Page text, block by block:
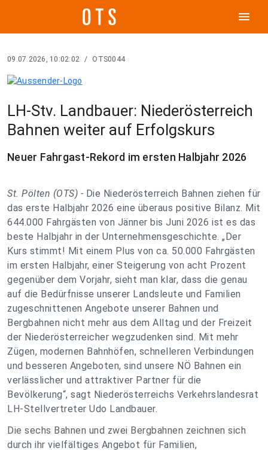
menu
09.07.2026, 10:02:02 / OTS0044
LH-Stv. Landbauer: Niederösterreich
Bahnen weiter auf Erfolgskurs
Neuer Fahrgast-Rekord im ersten Halbjahr 2026
St. Pölten (OTS) - Die Niederösterreich Bahnen ziehen für
das erste Halbjahr 2026 eine überaus positive Bilanz. Mit
644.000 Fahrgästen von Jänner bis Juni 2026 ist es das
beste Halbjahr in der Unternehmensgeschichte. „Der
Kurs stimmt! Mit einem Plus von ca. 50.000 Fahrgästen
im ersten Halbjahr, einer Steigerung von acht Prozent
gegenüber dem Vorjahr, sieht man klar, dass die genau
auf die Bedürfnisse unserer Landsleute und Familien
zugeschnittenen Angebote unserer Bahnen und
Bergbahnen nicht mehr aus dem Alltag und der Freizeit
der Niederösterreicher wegzudenken sind. Mit mehr
Zügen, modernen Bahnhöfen, schnelleren Verbindungen
und besseren Angeboten, sind unsere NÖ Bahnen ein
verlässlicher und attraktiver Partner für die
Bevölkerung“, sagt Niederösterreichs Verkehrslandesrat
LH-Stellvertreter Udo Landbauer.
Die sechs Bahnen und zwei Bergbahnen zeichnen sich
durch ihr vielfältiges Angebot für Familien,